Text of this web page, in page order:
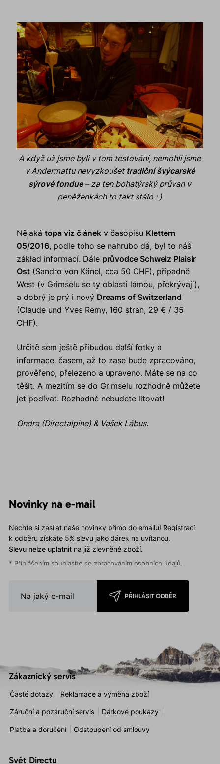
A když už jsme byli v tom testování, nemohli jsme
v Andermattu nevyzkoušet tradiční švýcarské
sýrové fondue– za ten bohatýrský průvan v
peněženkách to fakt stálo : )
Nějakátopa viz článek v časopisu Klettern
05/2016, podle toho se nahrubo dá, byl to náš
základ informací. Dále průvodce Schweiz Plaisir
Ost (Sandro von Känel, cca 50 CHF), případně
West (v Grimselu se ty oblasti lámou, překrývají),
a dobrý je prý i nový Dreams of Switzerland
(Claude und Yves Remy, 160 stran, 29 € / 35
CHF).
Určitě sem ještě přibudou další fotky a
informace, časem, až to zase bude zpracováno,
prověřeno, přelezeno a upraveno. Máte se na co
těšit. A mezitím se do Grimselu rozhodně můžete
jet podívat. Rozhodně nebudete litovat!
Ondra(Directalpine) & Vašek Lábus.
Novinky na e-mail
Nechte si zasílat naše novinky přímo do emailu! Registrací
k odběru získáte 5% slevu jako dárek na uvítanou.
Slevu nelze uplatnitna již zlevněné zboží.
* Přihlášením souhlasíte se zpracováním osobních údajů.
PŘIHLÁSIT ODBĚR
Zákaznický servis
Časté dotazy Reklamace a výměna zboží
Záruční a pozáruční servis Dárkové poukazy
Platba a doručení Odstoupení od smlouvy
Svět Directu